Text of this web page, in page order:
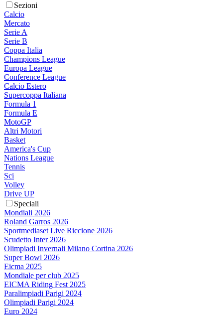
Sezioni
Calcio
Mercato
Serie A
Serie B
Coppa Italia
Champions League
Europa League
Conference League
Calcio Estero
Supercoppa Italiana
Formula 1
Formula E
MotoGP
Altri Motori
Basket
America's Cup
Nations League
Tennis
Sci
Volley
Drive UP
Speciali
Mondiali 2026
Roland Garros 2026
Sportmediaset Live Riccione 2026
Scudetto Inter 2026
Olimpiadi Invernali Milano Cortina 2026
Super Bowl 2026
Eicma 2025
Mondiale per club 2025
EICMA Riding Fest 2025
Paralimpiadi Parigi 2024
Olimpiadi Parigi 2024
Euro 2024